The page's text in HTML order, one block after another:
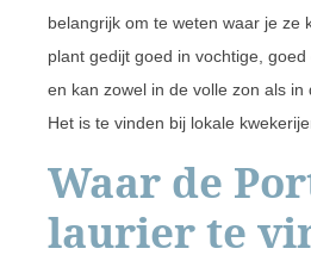
belangrijk om te weten waar je ze
plant gedijt goed in vochtige,
en kan zowel in de volle zon als in
Het is te vinden bij lokale
Waar de
laurier te